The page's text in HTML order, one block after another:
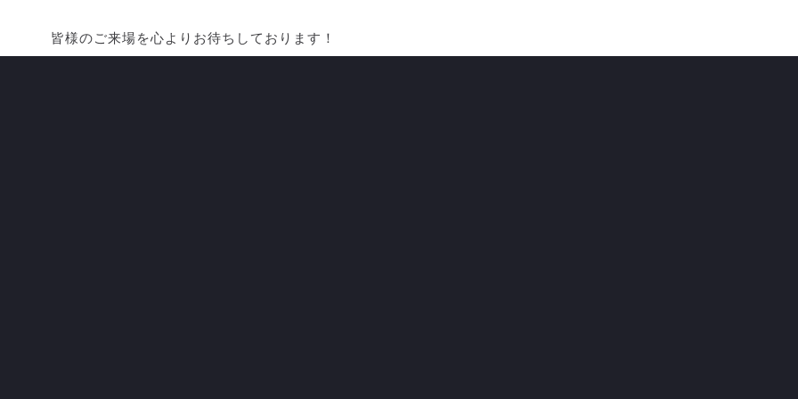
皆様のご来場を心よりお待ちしております！